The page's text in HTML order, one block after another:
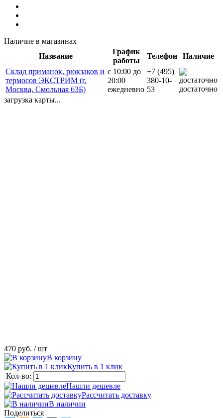
Наличие в магазинах
Название
График
работы
Телефон
Наличие
Склад приманок, рюкзаков и
термосов ЭКСТРИМ (г.
Москва, Смольная 63Б)
с 10:00 до
20:00
ежедневно
+7 (495)
380-10-
53
достаточно
загрузка карты...
470 руб. / шт
В корзину
Купить в 1 клик
Кол-во:
Нашли дешевле
Рассчитать доставку
В наличии
Поделиться